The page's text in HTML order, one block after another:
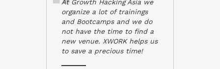
At Growth Hacking Asia we
organize a lot of trainings
and Bootcamps and we do
not have the time to find a
new venue. XWORK helps us
to save a precious time!